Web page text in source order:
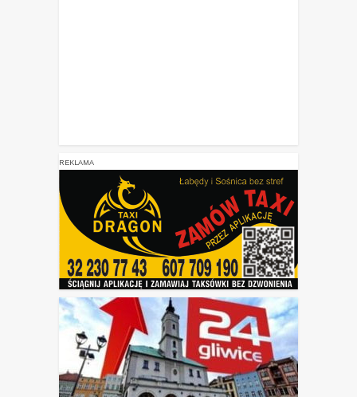
REKLAMA